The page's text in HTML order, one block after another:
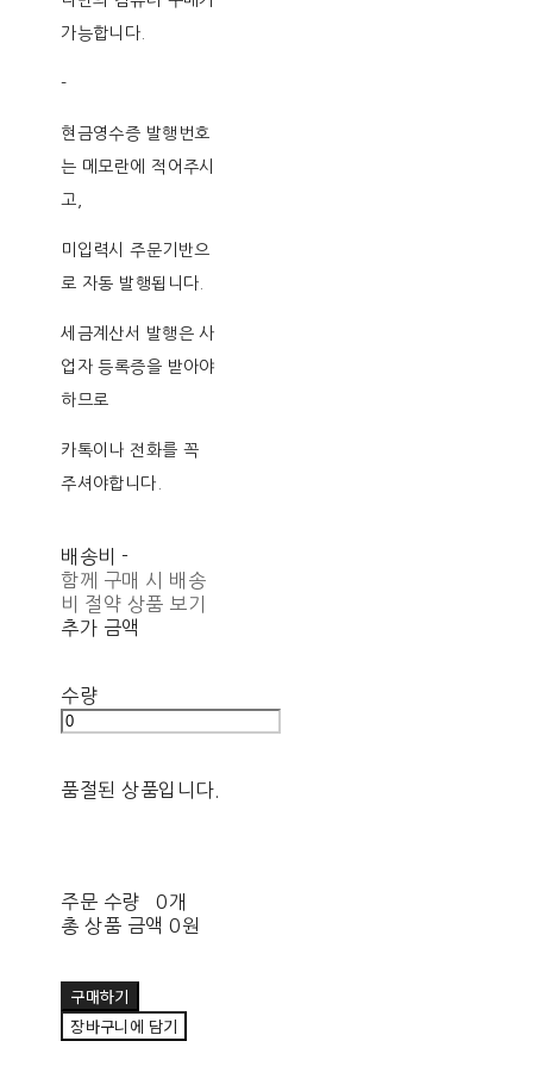
가능합니다.
-
현금영수증 발행번호
는 메모란에 적어주시
고,
미입력시 주문기반으
로 자동 발행됩니다.
세금계산서 발행은 사
업자 등록증을 받아야
하므로
카톡이나 전화를 꼭
주셔야합니다.
배송비 -
함께 구매 시 배송
비 절약 상품 보기
추가 금액
수량
품절된 상품입니다.
주문 수량
0개
총 상품 금액 0원
구매하기
장바구니에 담기